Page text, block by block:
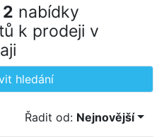
2 nabídky
k prodeji v
hledání
Řadit od: Nejnovější